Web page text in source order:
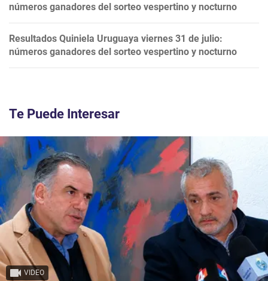
números ganadores del sorteo vespertino y nocturno
Resultados Quiniela Uruguaya viernes 31 de julio:
números ganadores del sorteo vespertino y nocturno
Te Puede Interesar
VIDEO